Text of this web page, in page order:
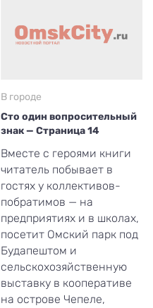
В городе
Сто один вопросительный
знак — Страница 14
Вместе с героями книги
читатель побывает в
гостях у коллективов-
побратимов — на
предприятиях и в школах,
посетит Омский парк под
Будапештом и
сельскохозяйственную
выставку в кооперативе
на острове Чепеле,